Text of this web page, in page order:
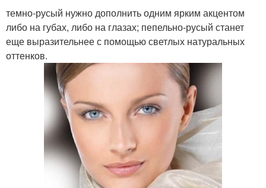
темно-русый нужно дополнить одним ярким акцентом
либо на губах, либо на глазах; пепельно-русый станет
еще выразительнее с помощью светлых натуральных
оттенков.